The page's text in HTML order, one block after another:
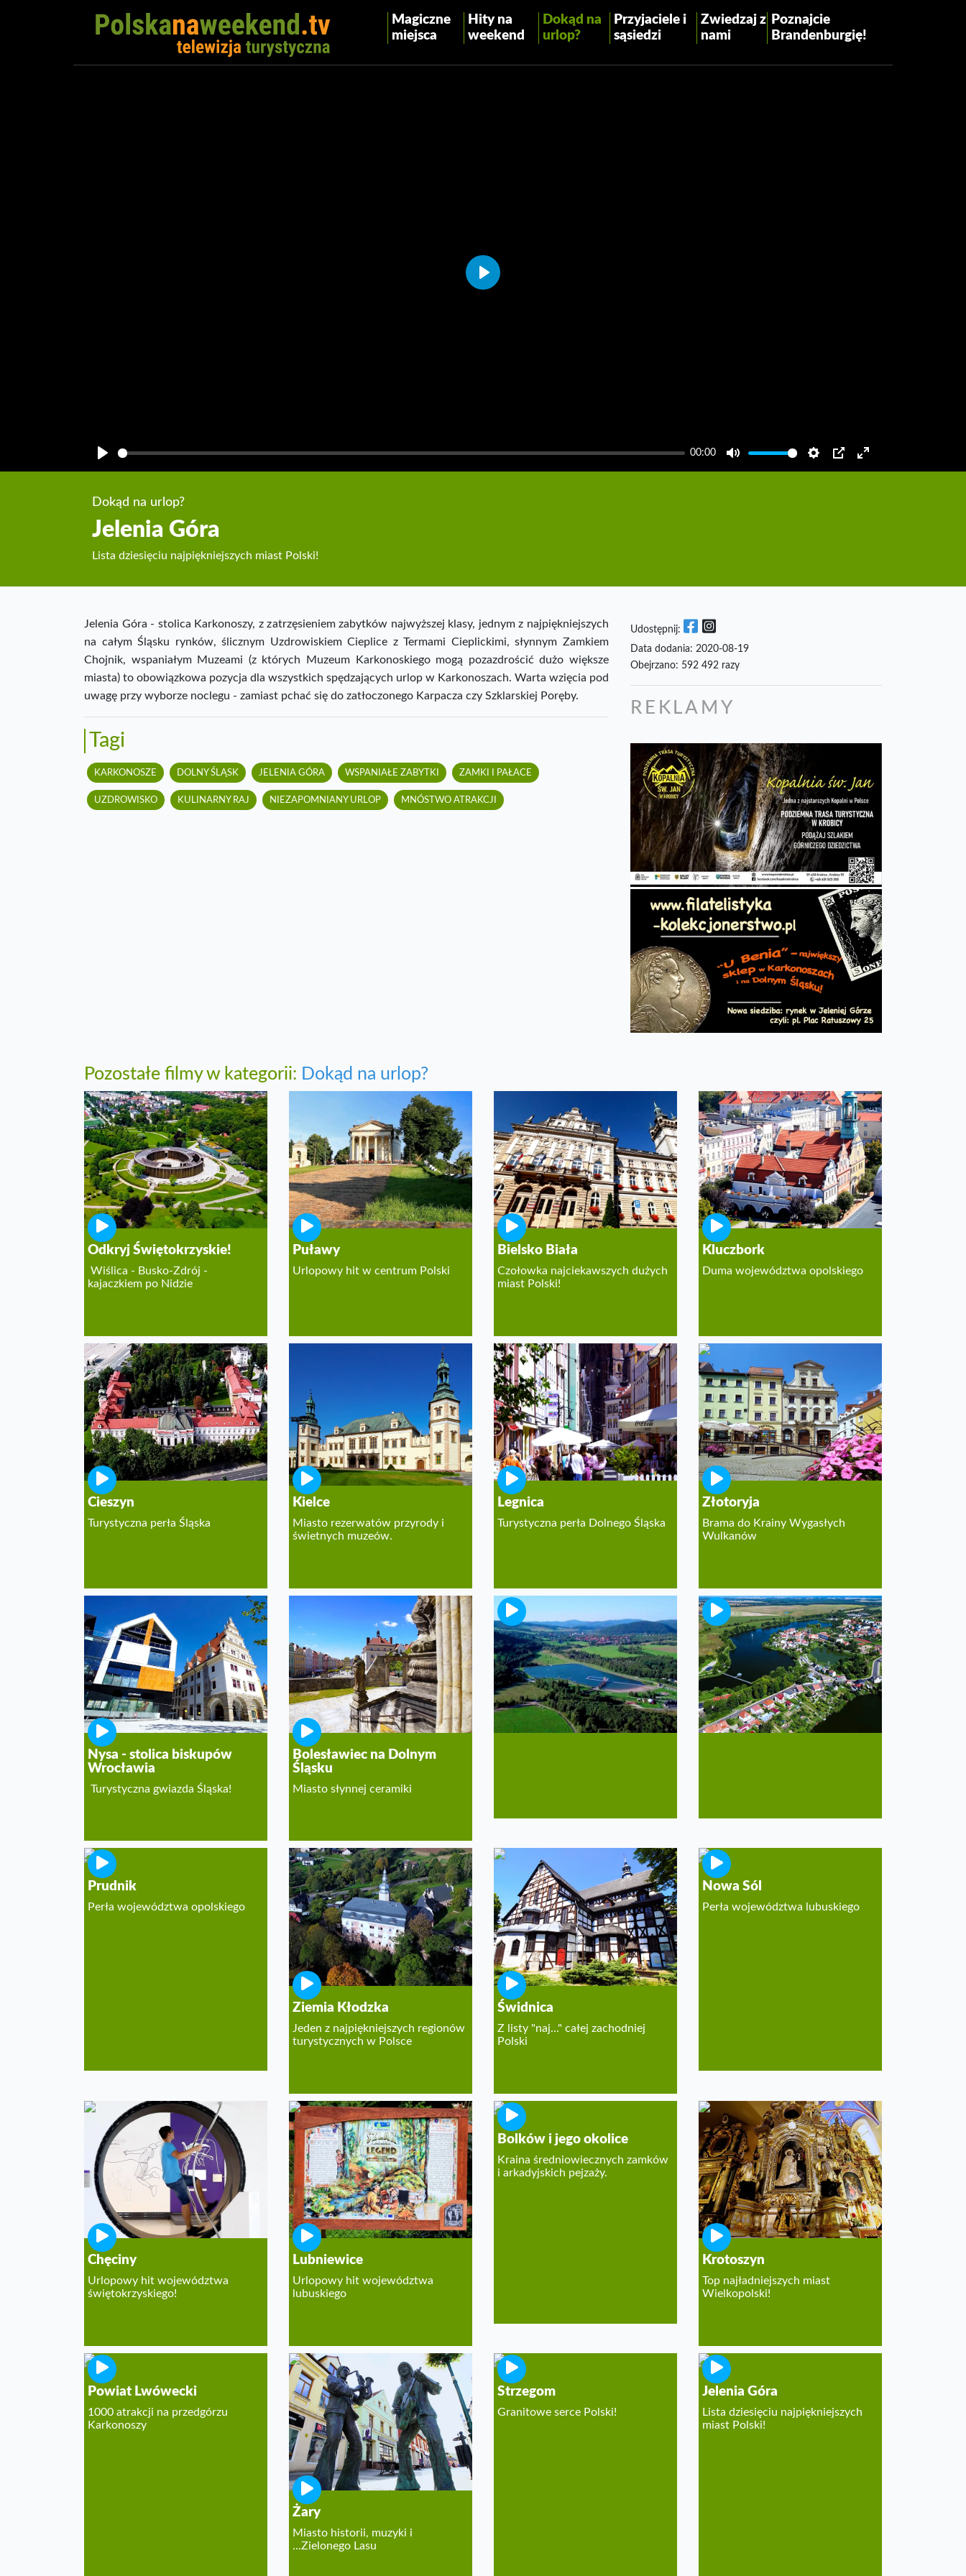
Magiczne
miejsca
Hity na
weekend
Dokąd na
urlop?
Przyjaciele i
sąsiedzi
Zwiedzaj z
nami
Poznajcie
Brandenburgię!
00:00
Play
Dokąd na urlop?
Jelenia Góra
Lista dziesięciu najpiękniejszych miast Polski!
Jelenia Góra - stolica Karkonoszy, z zatrzęsieniem zabytków najwyższej klasy, jednym z najpiękniejszych
na całym Śląsku rynków, ślicznym Uzdrowiskiem Cieplice z Termami Cieplickimi, słynnym Zamkiem
Chojnik, wspaniałym Muzeami (z których Muzeum Karkonoskiego mogą pozazdrościć dużo większe
miasta) to obowiązkowa pozycja dla wszystkich spędzających urlop w Karkonoszach. Warta wzięcia pod
uwagę przy wyborze noclegu - zamiast pchać się do zatłoczonego Karpacza czy Szklarskiej Poręby.
Tagi
KARKONOSZE DOLNY ŚLĄSK JELENIA GÓRA WSPANIAŁE ZABYTKI ZAMKI I PAŁACE
UZDROWISKO KULINARNY RAJ NIEZAPOMNIANY URLOP MNÓSTWO ATRAKCJI
Udostępnij:
Data dodania: 2020-08-19
Obejrzano: 592 492 razy
REKLAMY
Pozostałe filmy w kategorii: Dokąd na urlop?
Odkryj Świętokrzyskie!
Wiślica - Busko-Zdrój -
kajaczkiem po Nidzie
Puławy
Urlopowy hit w centrum Polski
Bielsko Biała
Czołowka najciekawszych dużych
miast Polski!
Kluczbork
Duma województwa opolskiego
Cieszyn
Turystyczna perła Śląska
Kielce
Miasto rezerwatów przyrody i
świetnych muzeów.
Legnica
Turystyczna perła Dolnego Śląska
Złotoryja
Brama do Krainy Wygasłych
Wulkanów
Nysa - stolica biskupów
Wrocławia
Turystyczna gwiazda Śląska!
Bolesławiec na Dolnym
Śląsku
Miasto słynnej ceramiki
Stronie Śląskie
Wspaniały urlop w Kotlinie
Kłodzkiej
Pełczyce
Fantastyczny wypoczynek nad
jeziorami!
Prudnik
Perła województwa opolskiego
Ziemia Kłodzka
Jeden z najpiękniejszych regionów
turystycznych w Polsce
Świdnica
Z listy "naj..." całej zachodniej
Polski
Nowa Sól
Perła województwa lubuskiego
Chęciny
Urlopowy hit województwa
świętokrzyskiego!
Lubniewice
Urlopowy hit województwa
lubuskiego
Bolków i jego okolice
Kraina średniowiecznych zamków
i arkadyjskich pejzaży.
Krotoszyn
Top najładniejszych miast
Wielkopolski!
Powiat Lwówecki
1000 atrakcji na przedgórzu
Karkonoszy
Żary
Miasto historii, muzyki i
...Zielonego Lasu
Strzegom
Granitowe serce Polski!
Jelenia Góra
Lista dziesięciu najpiękniejszych
miast Polski!